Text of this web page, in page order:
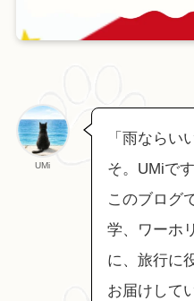
UMi
「雨ならい
そ。UMiです
このブログ
学、ワーホ
に、旅行に
お届けして